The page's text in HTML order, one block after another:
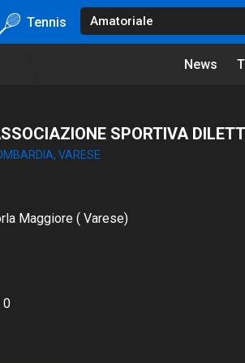
Tennis
News
SPORTIVA
VARESE
Maggiore ( Varese)
0